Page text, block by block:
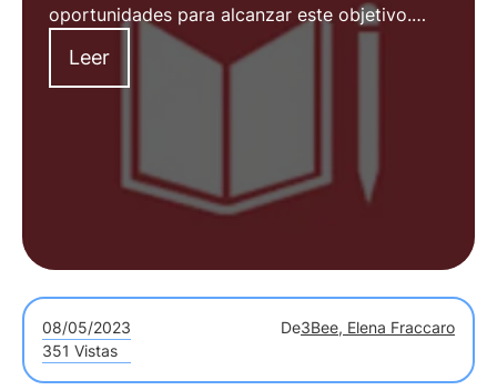
oportunidades para alcanzar este objetivo.
Descubra también cómo 3Bee promueve la
educación y la formación medioambiental para
adultos.
Leer
08/05/2023 De3Bee, Elena Fraccaro
351 Vistas